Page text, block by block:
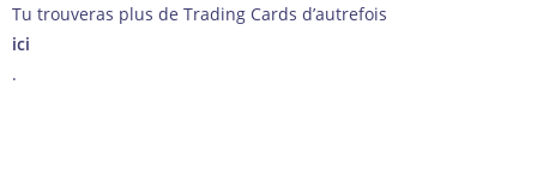
Tu trouveras plus de Trading Cards d’autrefois
ici
.